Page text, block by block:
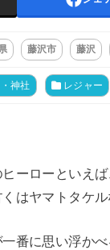
藤沢市 藤沢
神社 レジャー
ーローといえ
はヤマトタケ
番に思い浮か